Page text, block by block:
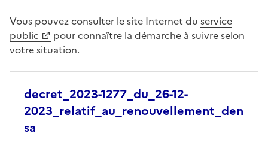
Vous pouvez consulter le site Internet du service
public
pour connaître la démarche à suivre selon
votre situation.
decret_2023-1277_du_26-12-
2023_relatif_au_renouvellement_den
sa